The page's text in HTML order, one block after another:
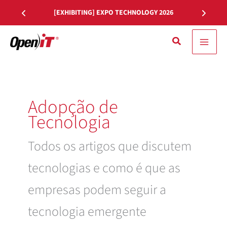
para
conteúdo
[EXHIBITING] EXPO TECHNOLOGY 2026
Pesquisa
Adopção de
Tecnologia
Todos os artigos que discutem
tecnologias e como é que as
empresas podem seguir a
tecnologia emergente